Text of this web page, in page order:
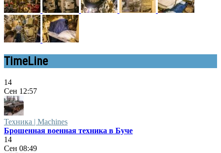
TimeLine
14
Сен 12:57
Техника | Machines
Брошенная военная техника в Буче
14
Сен 08:49